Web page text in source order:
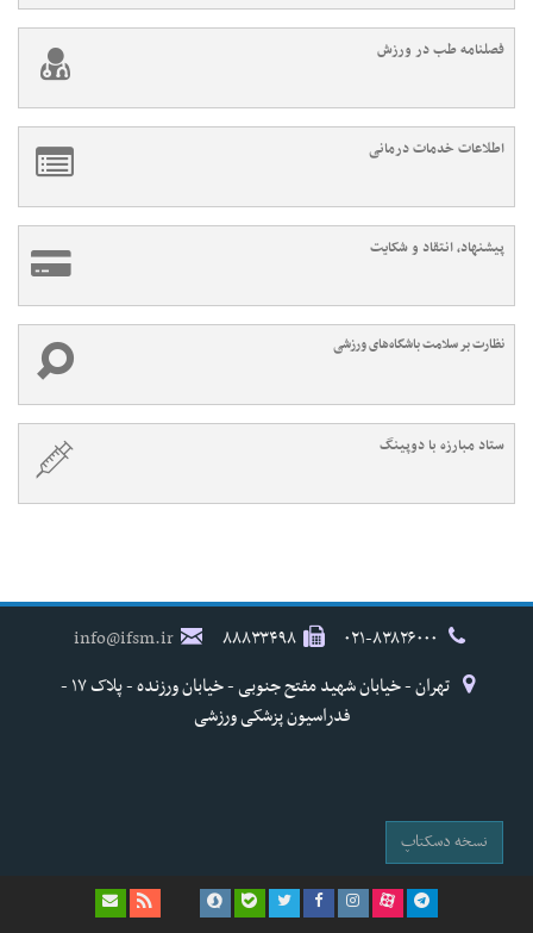
فصلنامه طب در ورزش
اطلاعات خدمات درمانی
پیشنهاد، انتقاد و شکایت
نظارت بر سلامت باشگاه‌های ورزشی
ستاد مبارزه با دوپینگ
۸۸۸۳۳۴۹۸
info@ifsm.ir
تهران - خیابان شهید مفتح جنوبی - خیابان ورزنده - پلاک ۱۷ -
فدراسیون پزشکی ورزشی
نسخه دسکتاپ